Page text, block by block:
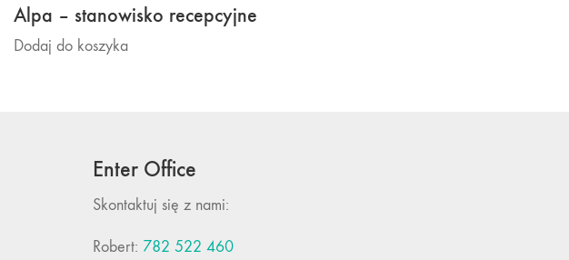
Alpa – stanowisko recepcyjne
Dodaj do koszyka
Enter Office
Skontaktuj się z nami:
Robert: 782 522 460